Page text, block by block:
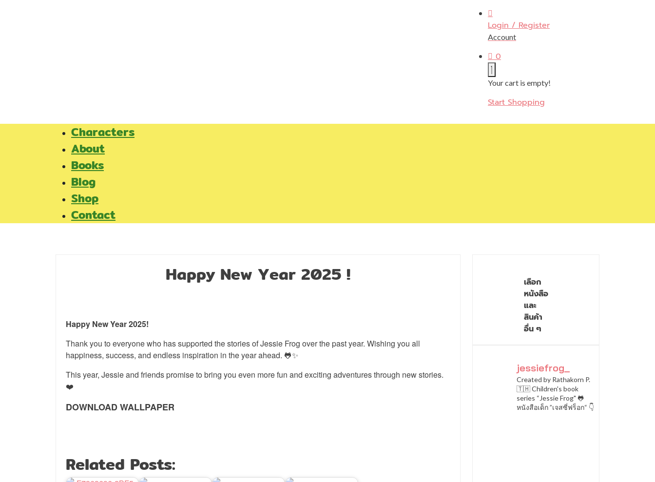
Login / Register
Account
0
Your cart is empty!
Start Shopping
Characters
About
Books
Blog
Shop
Contact
Happy New Year 2025 !
Happy New Year 2025!
Thank you to everyone who has supported the stories of Jessie Frog over the past year. Wishing you all
happiness, success, and endless inspiration in the year ahead. 🐸✨
This year, Jessie and friends promise to bring you even more fun and exciting adventures through new stories.
❤️
DOWNLOAD WALLPAPER
Related Posts:
เลือก
หนังสือ
และ
สินค้า
อื่น ๆ
jessiefrog_
Created by Rathakorn P.
🇹🇭Children's book
series “Jessie Frog" 🐸
หนังสือเด็ก ”เจสซี่ฟร็อก“ 👇